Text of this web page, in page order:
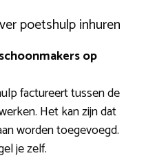
poetshulp inhuren
op
factureert tussen de
Het kan zijn dat
worden toegevoegd.
je zelf.